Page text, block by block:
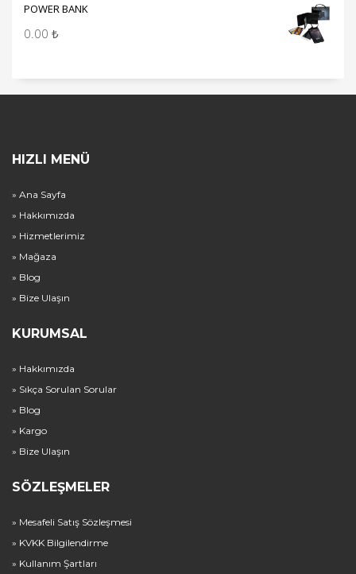
POWER BANK
0.00 ₺
HIZLI MENÜ
» Ana Sayfa
» Hakkımızda
» Hizmetlerimiz
» Mağaza
» Blog
» Bize Ulaşın
KURUMSAL
» Hakkımızda
» Sıkça Sorulan Sorular
» Blog
» Kargo
» Bize Ulaşın
SÖZLEŞMELER
» Mesafeli Satış Sözleşmesi
» KVKK Bilgilendirme
» Kullanım Şartları